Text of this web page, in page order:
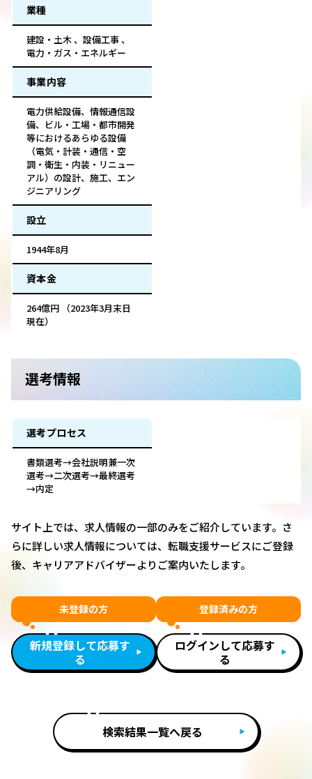
業種
建設・土木 、設備工事 、
電力・ガス・エネルギー
事業内容
電力供給設備、情報通信設
備、ビル・工場・都市開発
等におけるあらゆる設備
（電気・計装・通信・空
調・衛生・内装・リニュー
アル）の設計、施工、エン
ジニアリング
設立
1944年8月
資本金
264億円 （2023年3月末日
現在）
選考情報
選考プロセス
書類選考→会社説明兼一次
選考→二次選考→最終選考
→内定
サイト上では、求人情報の一部のみをご紹介しています。さ
らに詳しい求人情報については、転職支援サービスにご登録
後、キャリアアドバイザーよりご案内いたします。
未登録の方
新規登録して応募す
る
登録済みの方
ログインして応募す
る
検索結果一覧へ戻る